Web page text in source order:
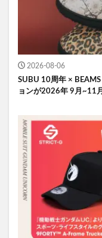
2026-08-06
SUBU 10周年 ×
ョンが2026年 9月~11